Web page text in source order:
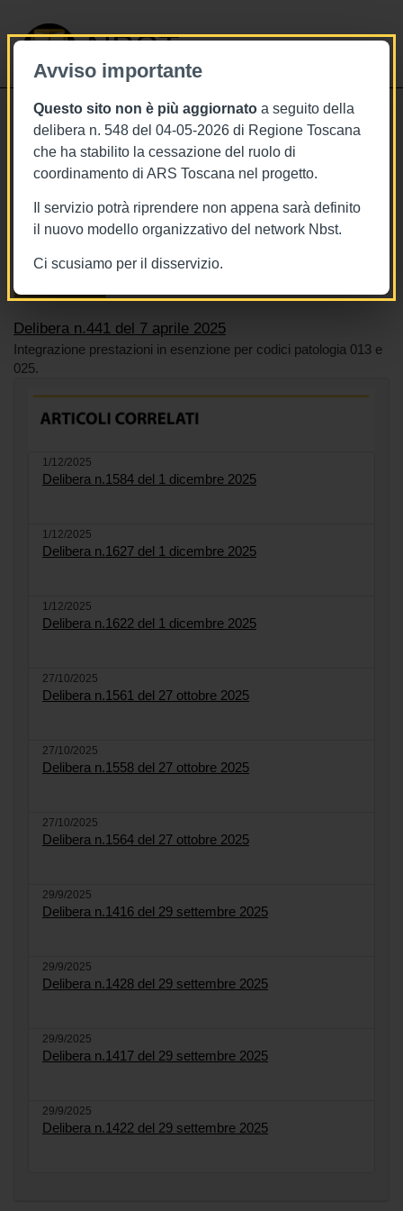
Avviso importante
Questo sito non è più aggiornato a seguito della
delibera n. 548 del 04-05-2026 di Regione Toscana
che ha stabilito la cessazione del ruolo di
coordinamento di ARS Toscana nel progetto.
Il servizio potrà riprendere non appena sarà definito
il nuovo modello organizzativo del network Nbst.
Ci scusiamo per il disservizio.
NBST
Delibera n.441 del 7 aprile 2025
Tags Toscana
BURT Bollettino della regione toscana
Sistema sanitario
Delibera n.441 del 7 aprile 2025
Integrazione prestazioni in esenzione per codici patologia 013 e
025.
1/12/2025
Delibera n.1584 del 1 dicembre 2025
1/12/2025
Delibera n.1627 del 1 dicembre 2025
1/12/2025
Delibera n.1622 del 1 dicembre 2025
27/10/2025
Delibera n.1561 del 27 ottobre 2025
27/10/2025
Delibera n.1558 del 27 ottobre 2025
27/10/2025
Delibera n.1564 del 27 ottobre 2025
29/9/2025
Delibera n.1416 del 29 settembre 2025
29/9/2025
Delibera n.1428 del 29 settembre 2025
29/9/2025
Delibera n.1417 del 29 settembre 2025
29/9/2025
Delibera n.1422 del 29 settembre 2025